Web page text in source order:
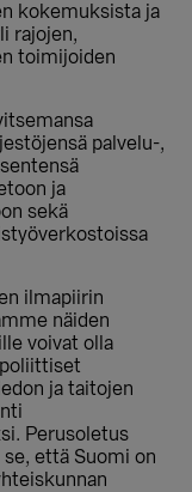
kokemuksista ja
rajojen,
toimijoiden
palvelu-,
ja
sekä
ilmapiirin
näiden
voivat olla
ja taitojen
Perusoletus
että Suomi on